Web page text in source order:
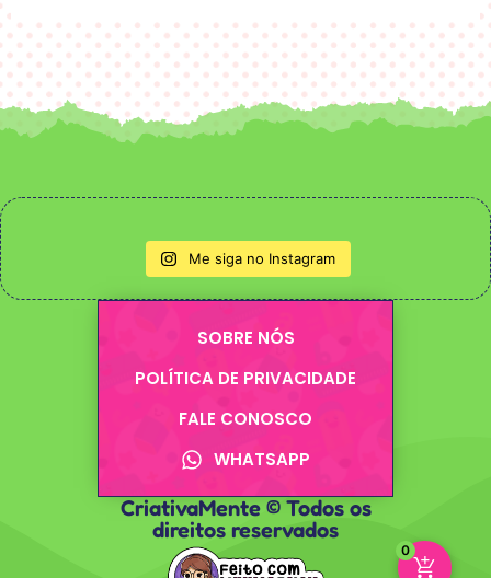
Me siga no Instagram
SOBRE NÓS
POLÍTICA DE PRIVACIDADE
FALE CONOSCO
WHATSAPP
CriativaMente © Todos os
direitos reservados
0